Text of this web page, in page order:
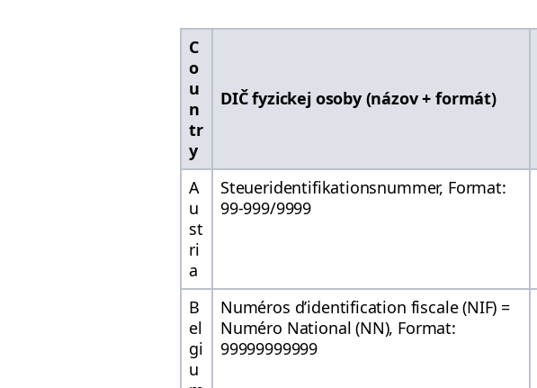
C
o
u
n
tr
y
DIČ fyzickej osoby (názov + formát)
A
u
st
ri
a
Steueridentifikationsnummer, Format:
99-999/9999
B
el
gi
u
Numéros d’identification fiscale (NIF) =
Numéro National (NN), Format:
99999999999